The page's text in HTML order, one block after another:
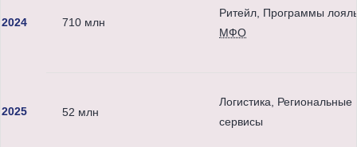
2024 710 млн
Ритейл, Программы
МФО
2025 52 млн
Логистика, Региональные
сервисы